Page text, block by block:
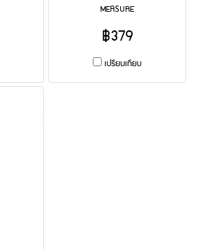
MEASURE
฿379
เปรียบเทียบ